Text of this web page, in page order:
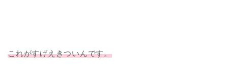
これがすげえきついんです。